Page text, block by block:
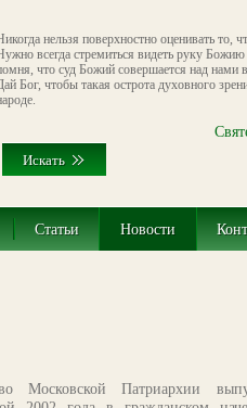
нельзя поверхностно оценивать то,
всегда стремиться видеть руку
что суд Божий совершается над
Бог, чтобы такая острота духовного
Статьи Новости
Московской Патриархии